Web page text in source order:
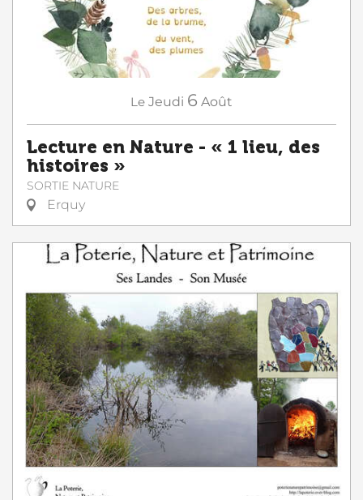
Le Jeudi 6 Août
Lecture en Nature - « 1 lieu, des
histoires »
SORTIE NATURE
Erquy